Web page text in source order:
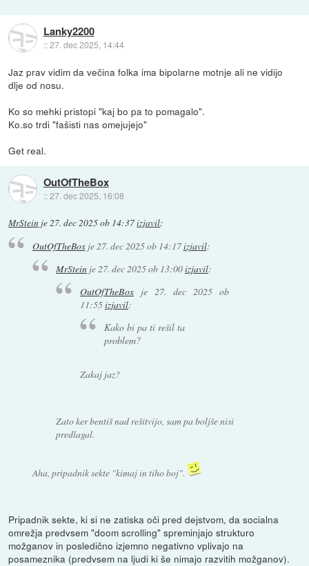
Lanky2200
::27. dec 2025, 14:44
Jaz prav vidim da večina folka ima bipolarne motnje ali ne vidijo
dlje od nosu.
Ko so mehki pristopi "kaj bo pa to pomagalo".
Ko.so trdi "fašisti nas omejujejo"
Get real.
OutOfTheBox
::27. dec 2025, 16:08
MrStein je27. dec 2025 ob 14:37izjavil:
OutOfTheBoxje27. dec 2025 ob 14:17izjavil:
MrStein je 27. dec 2025 ob 13:00izjavil:
OutOfTheBoxje 27. dec 2025 ob
11:55izjavil:
Kako bi pa ti rešil ta
problem?
Zakaj jaz?
Zato ker bentiš nad rešitvijo, sam pa boljše nisi
predlagal.
Aha, pripadnik sekte "kimaj in tiho boj".
Pripadnik sekte, ki si ne zatiska oči pred dejstvom, da socialna
omrežja predvsem "doom scrolling" spreminjajo strukturo
možganov in posledično izjemno negativno vplivajo na
posameznika (predvsem na ljudi ki še nimajo razvitih možganov).